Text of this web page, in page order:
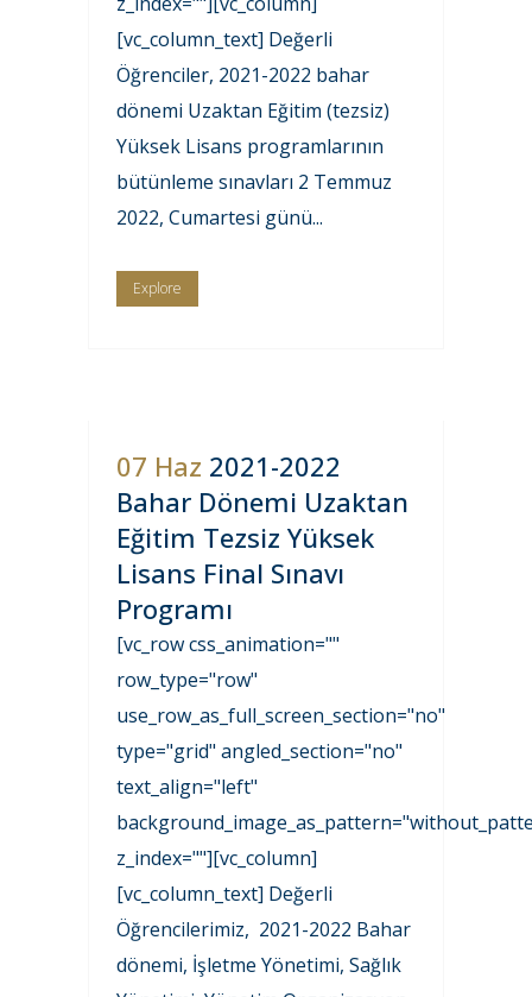
[vc_column_text] Değerli
Öğrenciler, 2021-2022 bahar
dönemi Uzaktan Eğitim (tezsiz)
Yüksek Lisans programlarının
bütünleme sınavları 2 Temmuz
2022, Cumartesi günü...
Explore
07 Haz 2021-2022
Bahar Dönemi Uzaktan
Eğitim Tezsiz Yüksek
Lisans Final Sınavı
Programı
[vc_row css_animation=""
row_type="row"
use_row_as_full_screen_section="no"
type="grid" angled_section="no"
text_align="left"
z_index=""][vc_column]
[vc_column_text] Değerli
Öğrencilerimiz, 2021-2022 Bahar
dönemi, İşletme Yönetimi, Sağlık